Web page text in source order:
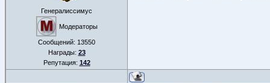
Генералиссимус
Модераторы
Сообщений: 13550
Награды: 23
Репутация: 142